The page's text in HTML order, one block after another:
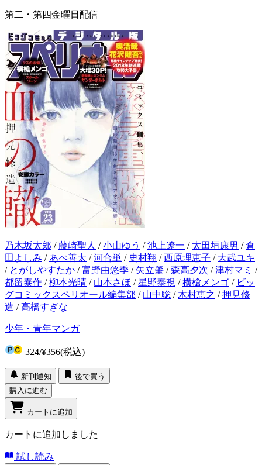
第二・第四金曜日配信
乃木坂太郎 /藤崎聖人 /小山ゆう /池上遼一 / 太田垣康男 /倉
田よしみ / あべ善太 /河合単 / 史村翔 /西原理恵子 / 大武ユキ
/ とがしやすたか /富野由悠季 / 矢立肇 /森高夕次 /津村マミ /
都留泰作 /柳本光晴 / 山本さほ /星野泰視 /横槍メンゴ / ビッ
グコミックスペリオール編集部 / 山中聡 / 木村恵之 /押見修
造 /高橋すぎな
少年・青年マンガ
324/¥356(税込)
新刊通知
後で買う
購入に進む
カートに追加
カートに追加しました
試し読み